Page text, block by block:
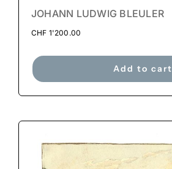
JOHANN LUDWIG BLEULER
CHF 1'200.00
Add to cart